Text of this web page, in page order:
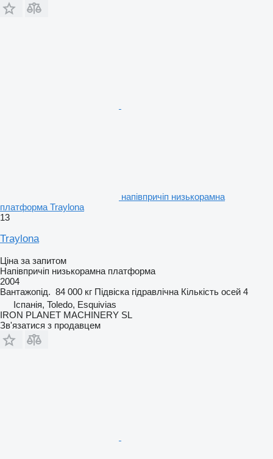
напівпричіп низькорамна
платформа Traylona
13
Traylona
Ціна за запитом
Напівпричіп низькорамна платформа
2004
Вантажопід. 84 000 кг Підвіска гідравлічна Кількість осей 4
Іспанія, Toledo, Esquivias
IRON PLANET MACHINERY SL
Зв'язатися з продавцем